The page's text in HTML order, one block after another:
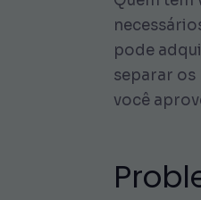
pode
separar os
você